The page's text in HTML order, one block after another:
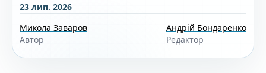
23 лип. 2026
Микола Заваров
Автор
Андрій Бондаренко
Редактор